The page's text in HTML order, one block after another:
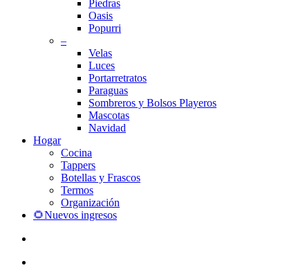
Piedras
Oasis
Popurri
–
Velas
Luces
Portarretratos
Paraguas
Sombreros y Bolsos Playeros
Mascotas
Navidad
Hogar
Cocina
Tappers
Botellas y Frascos
Termos
Organización
🌻Nuevos ingresos